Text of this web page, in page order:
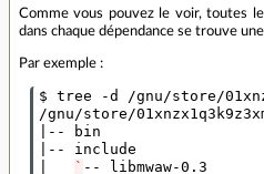
Comme vous pouvez le voir, toutes
dans chaque dépendance se trouve
Par exemple :
$ tree -d /gnu/store/
`